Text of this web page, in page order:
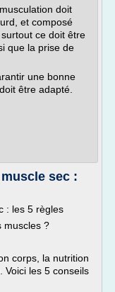
doit
et composé
ce doit être
que la prise de
une bonne
être adapté.
sec :
: les 5 règles
muscles ?
corps, la nutrition
Voici les 5 conseils